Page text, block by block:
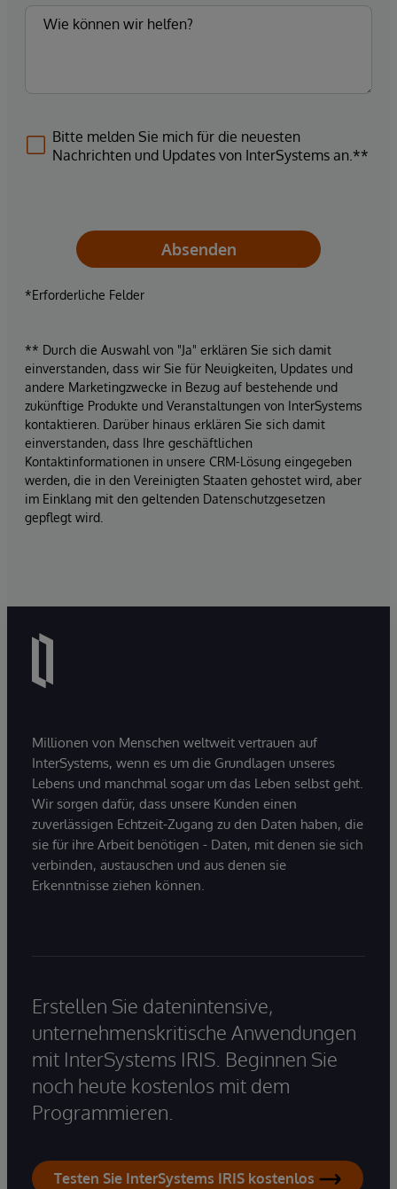
Bitte melden Sie mich für die neuesten
Nachrichten und Updates von InterSystems an.**
Absenden
*Erforderliche Felder
** Durch die Auswahl von "Ja" erklären Sie sich damit
einverstanden, dass wir Sie für Neuigkeiten, Updates und
andere Marketingzwecke in Bezug auf bestehende und
zukünftige Produkte und Veranstaltungen von InterSystems
kontaktieren. Darüber hinaus erklären Sie sich damit
einverstanden, dass Ihre geschäftlichen
Kontaktinformationen in unsere CRM-Lösung eingegeben
werden, die in den Vereinigten Staaten gehostet wird, aber
im Einklang mit den geltenden Datenschutzgesetzen
gepflegt wird.
Millionen von Menschen weltweit vertrauen auf
InterSystems, wenn es um die Grundlagen unseres
Lebens und manchmal sogar um das Leben selbst geht.
Wir sorgen dafür, dass unsere Kunden einen
zuverlässigen Echtzeit-Zugang zu den Daten haben, die
sie für ihre Arbeit benötigen - Daten, mit denen sie sich
verbinden, austauschen und aus denen sie
Erkenntnisse ziehen können.
Erstellen Sie datenintensive,
unternehmenskritische Anwendungen
mit InterSystems IRIS. Beginnen Sie
noch heute kostenlos mit dem
Programmieren.
Testen Sie InterSystems IRIS kostenlos